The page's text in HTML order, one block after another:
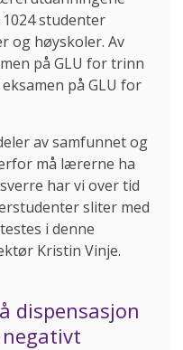
studenter
og høyskoler. Av
på GLU for trinn
på GLU for
av samfunnet og
må lærerne ha
har vi over tid
sliter med
i denne
Kristin Vinje.
dispensasjon